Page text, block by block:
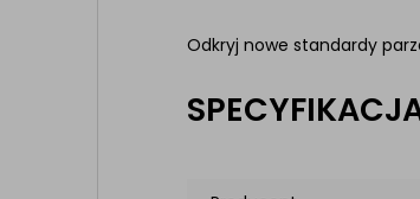
Odkryj nowe standardy